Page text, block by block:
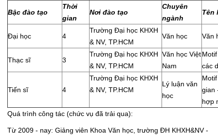
Bậc đào tạo
Thời
gian
Nơi đào tạo
Chuyên
ngành
Tên
Đại học 4
Trường Đại học KHXH
& NV, TP.HCM
Văn học Văn
Thạc sĩ 3
Trường Đại học KHXH
& NV, TP.HCM
Văn học Việt
Nam
các
Tiến sĩ 4
Trường Đại học KHXH
& NV, TP.HCM
Lý luận văn
học
gian
hợp
Quá trình công tác (chức vụ đã trải qua):
Từ 2009 - nay: Giảng viên Khoa Văn học, trường ĐH KHXH&NV -